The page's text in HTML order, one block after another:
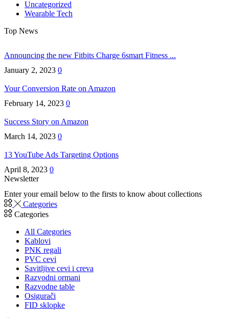
Uncategorized
Wearable Tech
Top News
Announcing the new Fitbits Charge 6smart Fitness ...
January 2, 2023 0
Your Conversion Rate on Amazon
February 14, 2023 0
Success Story on Amazon
March 14, 2023 0
13 YouTube Ads Targeting Options
April 8, 2023 0
Newsletter
Enter your email below to the firsts to know about collections
Categories
Categories
All Categories
Kablovi
PNK regali
PVC cevi
Savitljive cevi i creva
Razvodni ormani
Razvodne table
Osigurači
FID sklopke